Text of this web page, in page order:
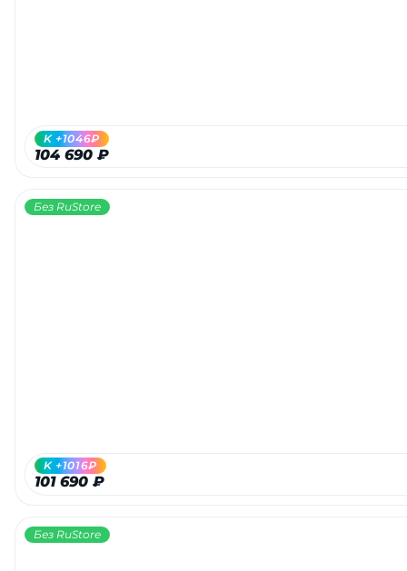
104 690 ₽
K +1046₽
Без RuStore
101 690 ₽
K +1016₽
Без RuStore